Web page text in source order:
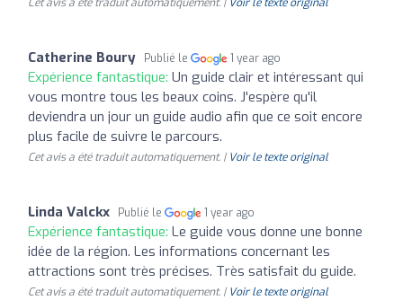
Catherine Boury Publié le 1 year ago
Expérience fantastique: Un guide clair et intéressant qui
vous montre tous les beaux coins. J'espère qu'il
deviendra un jour un guide audio afin que ce soit encore
plus facile de suivre le parcours.
Cet avis a été traduit automatiquement. | Voir le texte original
Linda Valckx Publié le 1 year ago
Expérience fantastique: Le guide vous donne une bonne
idée de la région. Les informations concernant les
attractions sont très précises. Très satisfait du guide.
Cet avis a été traduit automatiquement. | Voir le texte original